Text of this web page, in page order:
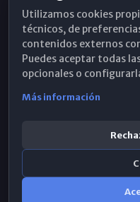
Utilizamos cookies
técnicos, de
contenidos externos
Puedes aceptar todas
opcionales o
Más información